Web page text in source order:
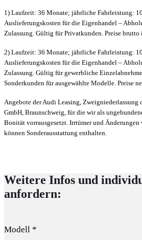
1) Laufzeit: 36 Monate; jährliche Fahrleistung:
Auslieferungskosten für die Eigenhandel –
Zulassung. Gültig für Privatkunden. Preise brutto
2) Laufzeit: 36 Monate; jährliche Fahrleistung:
Auslieferungskosten für die Eigenhandel –
Zulassung. Gültig für gewerbliche
Sonderkunden für ausgewählte Modelle. Preise
Angebote der Audi Leasing, Zweigniederlassung
GmbH, Braunschweig, für die wir als
Bonität vorrausgesetzt. Irrtümer und
können Sonderausstattung enthalten.
Weitere Infos und
anfordern:
Modell *